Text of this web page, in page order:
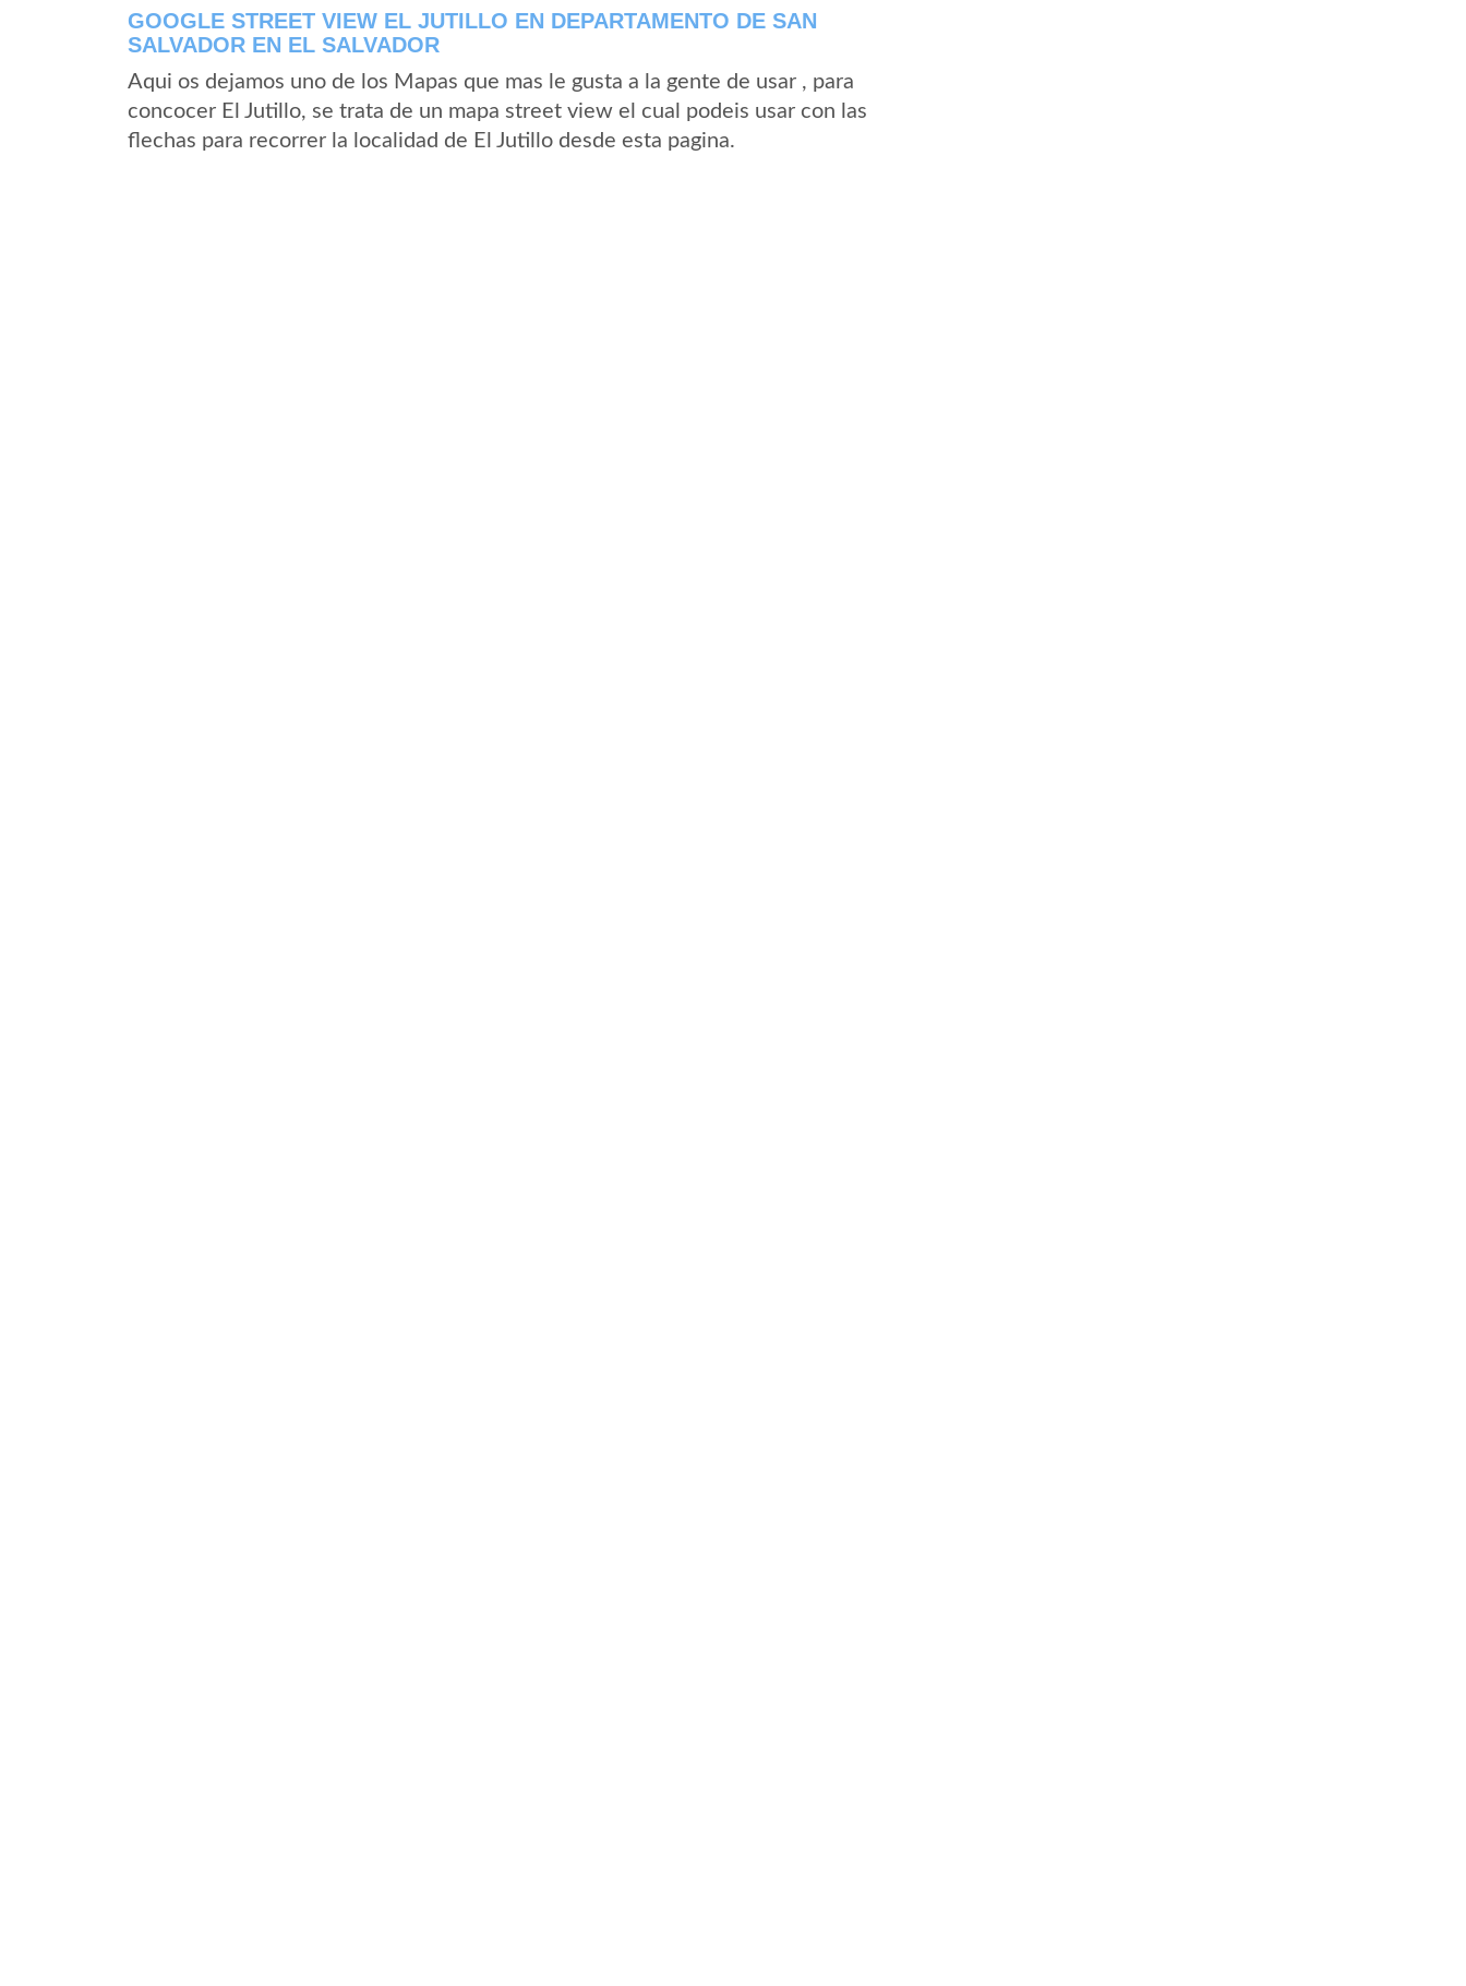
GOOGLE STREET VIEW EL JUTILLO EN DEPARTAMENTO DE SAN
SALVADOR EN EL SALVADOR
Aqui os dejamos uno de los Mapas que mas le gusta a la gente de usar , para
concocer El Jutillo, se trata de un mapa street view el cual podeis usar con las
flechas para recorrer la localidad de El Jutillo desde esta pagina.